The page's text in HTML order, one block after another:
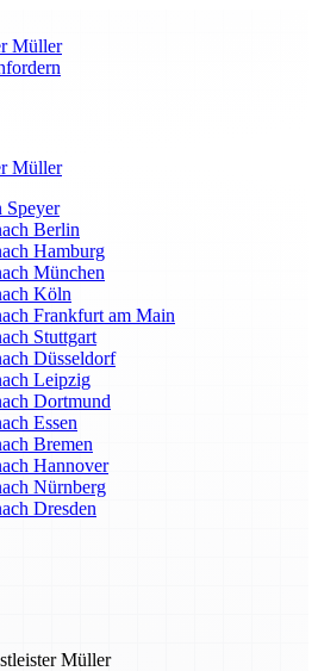
Müller
Müller
Speyer
Berlin
Hamburg
München
Köln
Frankfurt am Main
Stuttgart
Düsseldorf
Leipzig
Dortmund
Essen
Bremen
Hannover
Nürnberg
Dresden
Müller